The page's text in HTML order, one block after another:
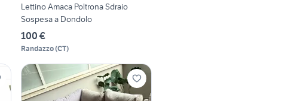
Lettino Amaca Poltrona Sdraio
Sospesa a Dondolo
100 €
Randazzo(CT)